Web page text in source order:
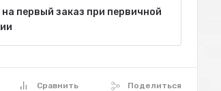
Сравнить Поделиться
на первый заказ при первичной